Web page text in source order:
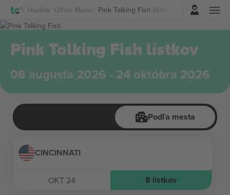
Hudba Other Music Pink Talking Fish lístkov
Prihlásenie
Pink Talking Fish lístkov
08 augusta 2026 - 24 októbra 2026
Podľa mesta
CINCINNATI
OKT 24 8 lístkov